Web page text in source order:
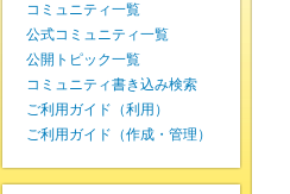
コミュニティ一覧
公式コミュニティ一覧
公開トピック一覧
コミュニティ書き込み検索
ご利用ガイド（利用）
ご利用ガイド（作成・管理）